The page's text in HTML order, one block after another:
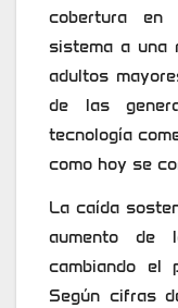
cobertura
sistema a una
adultos
de las
tecnología
como hoy se
La caída
aumento de
cambiando el
Según cifras